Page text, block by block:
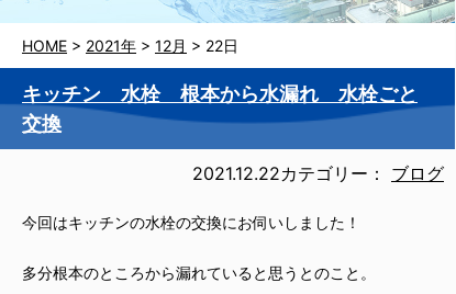
HOME > 2021年 > 12月 > 22日
キッチン 水栓 根本から水漏れ 水栓ごと
交換
2021.12.22カテゴリー： ブログ
今回はキッチンの水栓の交換にお伺いしました！
多分根本のところから漏れていると思うとのこと。